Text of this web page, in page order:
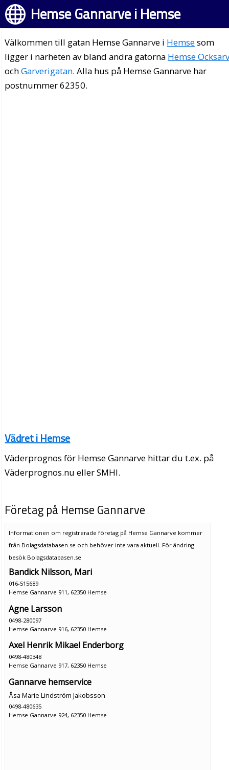
Hemse Gannarve i Hemse
Välkommen till gatan Hemse Gannarve i Hemsesom
ligger i närheten av bland andra gatorna Hemse
ochGarverigatan. Alla hus på Hemse Gannarve har
postnummer 62350.
Vädret i Hemse
Väderprognos för Hemse Gannarve hittar du t.ex. på
Väderprognos.nu eller SMHI.
Företag på Hemse Gannarve
Informationen om registrerade företag på Hemse Gannarve kommer
från Bolagsdatabasen.se och behöver inte vara aktuell. För ändring
besök Bolagsdatabasen.se
Bandick Nilsson, Mari
016-515689
Hemse Gannarve 911, 62350 Hemse
Agne Larsson
0498-280097
Hemse Gannarve 916, 62350 Hemse
Axel Henrik Mikael Enderborg
0498-480348
Hemse Gannarve 917, 62350 Hemse
Gannarve hemservice
Åsa Marie Lindström Jakobsson
0498-480635
Hemse Gannarve 924, 62350 Hemse